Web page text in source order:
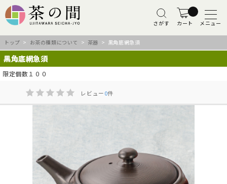
さがす カート メニュー
トップ > お茶の種類について > 茶器 > 黒角底網急須
黒角底網急須
限定個数１００
レビュー0件